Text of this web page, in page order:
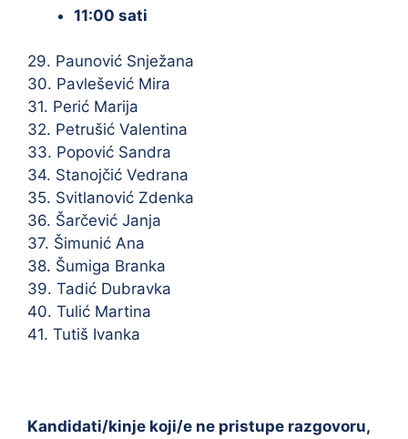
11:00 sati
29. Paunović Snježana
30. Pavlešević Mira
31. Perić Marija
32. Petrušić Valentina
33. Popović Sandra
34. Stanojčić Vedrana
35. Svitlanović Zdenka
36. Šarčević Janja
37. Šimunić Ana
38. Šumiga Branka
39. Tadić Dubravka
40. Tulić Martina
41. Tutiš Ivanka
Kandidati/kinje koji/e ne pristupe razgovoru,